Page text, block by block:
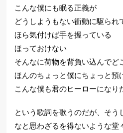
こんな僕にも眠る正義が
どうしようもない衝動に駆られ
ほら気付けば手を握っている
ほっておけない
そんなに荷物を背負い込んでど
ほんのちょっと僕にちょっと預
こんな僕も君のヒーローになり
という歌詞を歌うのだが、そ
なと思わざるを得ないような